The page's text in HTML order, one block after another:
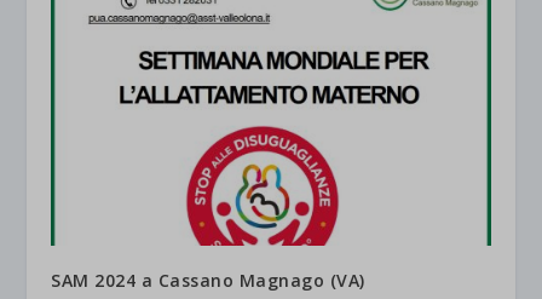
SAM 2024 a Cassano Magnago (VA)